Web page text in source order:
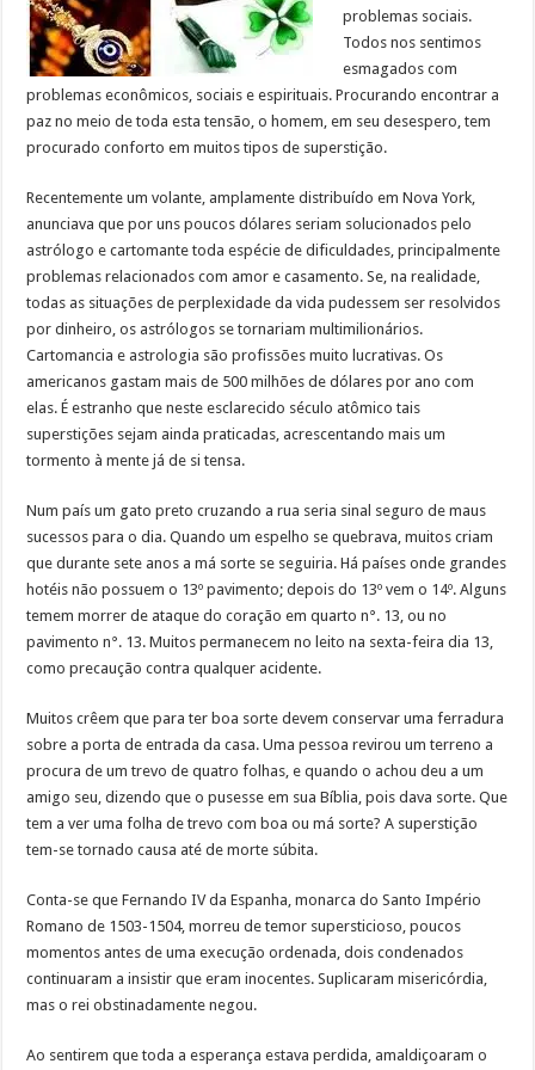
problemas sociais.
Todos nos sentimos
esmagados com
problemas econômicos, sociais e espirituais. Procurando encontrar a
paz no meio de toda esta tensão, o homem, em seu desespero, tem
procurado conforto em muitos tipos de superstição.
Recentemente um volante, amplamente distribuído em Nova York,
anunciava que por uns poucos dólares seriam solucionados pelo
astrólogo e cartomante toda espécie de dificuldades, principalmente
problemas relacionados com amor e casamento. Se, na realidade,
todas as situações de perplexidade da vida pudessem ser resolvidos
por dinheiro, os astrólogos se tornariam multimilionários.
Cartomancia e astrologia são profissões muito lucrativas. Os
americanos gastam mais de 500 milhões de dólares por ano com
elas. É estranho que neste esclarecido século atômico tais
superstições sejam ainda praticadas, acrescentando mais um
tormento à mente já de si tensa.
Num país um gato preto cruzando a rua seria sinal seguro de maus
sucessos para o dia. Quando um espelho se quebrava, muitos criam
que durante sete anos a má sorte se seguiria. Há países onde grandes
hotéis não possuem o 13º pavimento; depois do 13º vem o 14º. Alguns
temem morrer de ataque do coração em quarto n°. 13, ou no
pavimento n°. 13. Muitos permanecem no leito na sexta-feira dia 13,
como precaução contra qualquer acidente.
Muitos crêem que para ter boa sorte devem conservar uma ferradura
sobre a porta de entrada da casa. Uma pessoa revirou um terreno a
procura de um trevo de quatro folhas, e quando o achou deu a um
amigo seu, dizendo que o pusesse em sua Bíblia, pois dava sorte. Que
tem a ver uma folha de trevo com boa ou má sorte? A superstição
tem-se tornado causa até de morte súbita.
Conta-se que Fernando IV da Espanha, monarca do Santo Império
Romano de 1503-1504, morreu de temor supersticioso, poucos
momentos antes de uma execução ordenada, dois condenados
continuaram a insistir que eram inocentes. Suplicaram misericórdia,
mas o rei obstinadamente negou.
Ao sentirem que toda a esperança estava perdida, amaldiçoaram o